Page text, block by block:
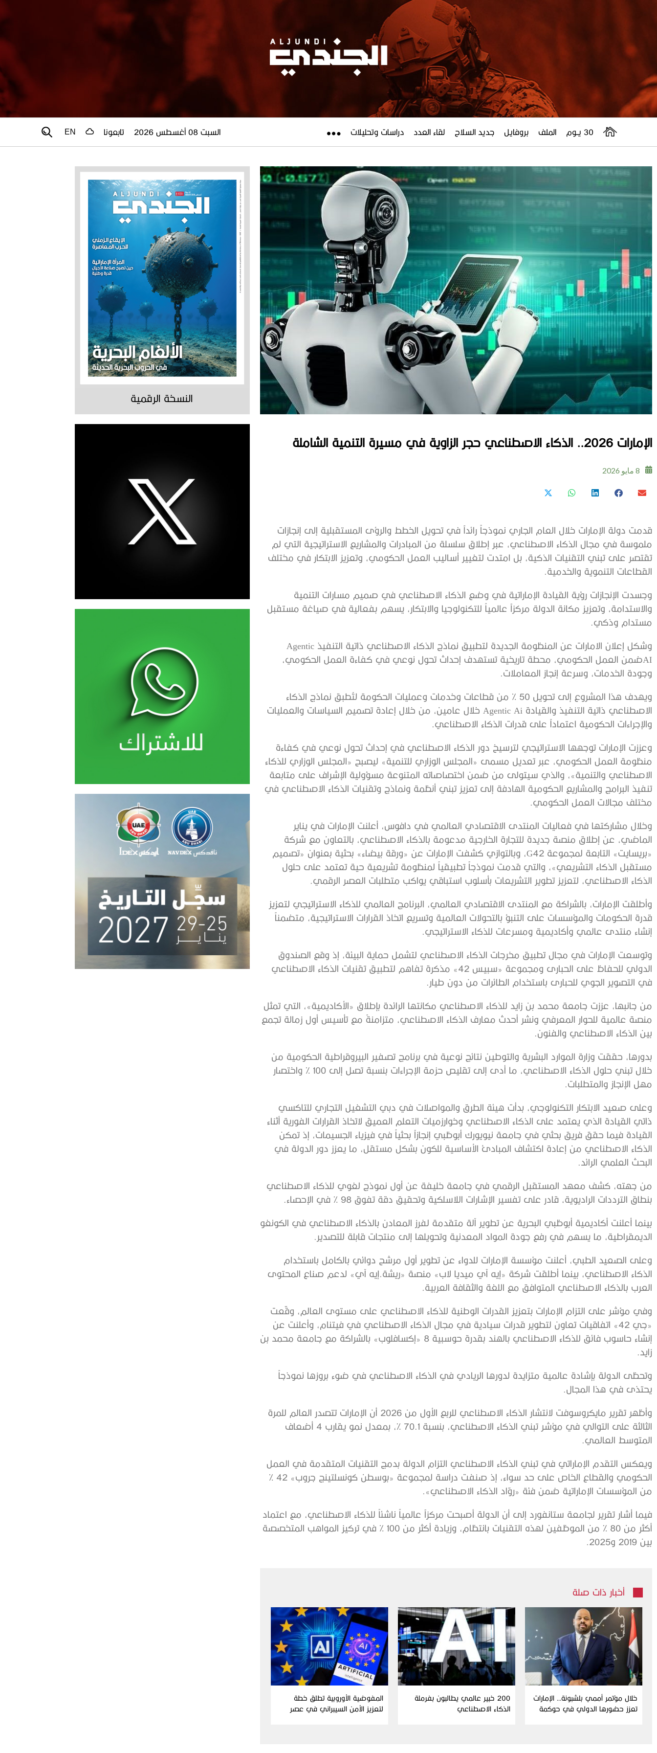
30 يــوم الملف بروفايل جديد السلاح لقاء العدد دراسات وتحليلات السبت 08 أغسطس 2026 تابعونا EN
الإمارات 2026.. الذكاء الاصطناعي حجر الزاوية في مسيرة التنمية الشاملة
8 مايو 2026
قدمت دولة الإمارات خلال العام الجاري نموذجاً رائداً في تحويل الخطط والرؤى المستقبلية إلى إنجازات
ملموسة في مجال الذكاء الاصطناعي، عبر إطلاق سلسلة من المبادرات والمشاريع الاستراتيجية التي لم
تقتصر على تبني التقنيات الذكية، بل امتدت لتغيير أساليب العمل الحكومي، وتعزيز الابتكار في مختلف
القطاعات التنموية والخدمية.
وجسدت الإنجازات رؤية القيادة الإماراتية في وضع الذكاء الاصطناعي في صميم مسارات التنمية
والاستدامة، وتعزيز مكانة الدولة مركزاً عالمياً للتكنولوجيا والابتكار، يسهم بفعالية في صياغة مستقبل
مستدام وذكي.
وشكل إعلان الامارات عن المنظومة الجديدة لتطبيق نماذج الذكاء الاصطناعي ذاتية التنفيذ Agentic
AIضمن العمل الحكومي، محطة تاريخية تستهدف إحداث تحول نوعي في كفاءة العمل الحكومي،
وجودة الخدمات، وسرعة إنجاز المعاملات.
ويهدف هذا المشروع إلى تحويل 50 % من قطاعات وخدمات وعمليات الحكومة لتُطبق نماذج الذكاء
الاصطناعي ذاتية التنفيذ والقيادة Agentic Ai خلال عامين، من خلال إعادة تصميم السياسات والعمليات
والإجراءات الحكومية اعتماداً على قدرات الذكاء الاصطناعي.
وعززت الإمارات توجهها الاستراتيجي لترسيخ دور الذكاء الاصطناعي في إحداث تحول نوعي في كفاءة
منظومة العمل الحكومي، عبر تعديل مسمى «المجلس الوزاري للتنمية» ليصبح «المجلس الوزاري للذكاء
الاصطناعي والتنمية»، والذي سيتولى من ضمن اختصاصاته المتنوعة مسؤولية الإشراف على متابعة
تنفيذ البرامج والمشاريع الحكومية الهادفة إلى تعزيز تبني أنظمة ونماذج وتقنيات الذكاء الاصطناعي في
مختلف مجالات العمل الحكومي.
وخلال مشاركتها في فعاليات المنتدى الاقتصادي العالمي في دافوس، أعلنت الإمارات في يناير
الماضي، عن إطلاق منصة جديدة للتجارة الخارجية مدعومة بالذكاء الاصطناعي، بالتعاون مع شركة
«بريسايت» التابعة لمجموعة G42، وبالتوازي كشفت الإمارات عن «ورقة بيضاء» بحثية بعنوان «تصميم
مستقبل الذكاء التشريعي»، والتي قدمت نموذجاً تطبيقياً لمنظومة تشريعية حية تعتمد على حلول
الذكاء الاصطناعي، لتعزيز تطوير التشريعات بأسلوب استباقي يواكب متطلبات العصر الرقمي.
وأطلقت الإمارات، بالشراكة مع المنتدى الاقتصادي العالمي، البرنامج العالمي للذكاء الاستراتيجي لتعزيز
قدرة الحكومات والمؤسسات على التنبؤ بالتحولات العالمية وتسريع اتخاذ القرارات الاستراتيجية، متضمناً
إنشاء منتدى عالمي وأكاديمية ومسرعات للذكاء الاستراتيجي.
وتوسعت الإمارات في مجال تطبيق مخرجات الذكاء الاصطناعي لتشمل حماية البيئة، إذ وقع الصندوق
الدولي للحفاظ على الحبارى ومجموعة «سبيس 42» مذكرة تفاهم لتطبيق تقنيات الذكاء الاصطناعي
في التصوير الجوي للحبارى باستخدام الطائرات من دون طيار.
من جانبها، عززت جامعة محمد بن زايد للذكاء الاصطناعي مكانتها الرائدة بإطلاق «الأكاديمية»، التي تمثل
منصة عالمية للحوار المعرفي ونشر أحدث معارف الذكاء الاصطناعي، متزامنةً مع تأسيس أول زمالة تجمع
بين الذكاء الاصطناعي والفنون.
بدورها، حققت وزارة الموارد البشرية والتوطين نتائج نوعية في برنامج تصفير البيروقراطية الحكومية من
خلال تبني حلول الذكاء الاصطناعي، ما أدى إلى تقليص حزمة الإجراءات بنسبة تصل إلى 100 % واختصار
مهل الإنجاز والمتطلبات.
وعلى صعيد الابتكار التكنولوجي، بدأت هيئة الطرق والمواصلات في دبي التشغيل التجاري للتاكسي
ذاتي القيادة الذي يعتمد على الذكاء الاصطناعي وخوارزميات التعلم العميق لاتخاذ القرارات الفورية أثناء
القيادة فيما حقق فريق بحثي في جامعة نيويورك أبوظبي إنجازاً بحثياً في فيزياء الجسيمات، إذ تمكن
الذكاء الاصطناعي من إعادة اكتشاف المبادئ الأساسية للكون بشكل مستقل، ما يعزز دور الدولة في
البحث العلمي الرائد.
من جهته، كشف معهد المستقبل الرقمي في جامعة خليفة عن أول نموذج لغوي للذكاء الاصطناعي
بنطاق الترددات الراديوية، قادر على تفسير الإشارات اللاسلكية وتحقيق دقة تفوق 98 % في الإحصاء.
بينما أعلنت أكاديمية أبوظبي البحرية عن تطوير آلة متقدمة لفرز المعادن بالذكاء الاصطناعي في الكونغو
الديمقراطية، ما يسهم في رفع جودة المواد المعدنية وتحويلها إلى منتجات قابلة للتصدير.
وعلى الصعيد الطبي، أعلنت مؤسسة الإمارات للدواء عن تطوير أول مرشح دوائي بالكامل باستخدام
الذكاء الاصطناعي، بينما أطلقت شركة «إيه آي ميديا لاب» منصة «ريشة.إيه آي» لدعم صناع المحتوى
العرب بالذكاء الاصطناعي المتوافق مع اللغة والثقافة العربية.
وفي مؤشر على التزام الإمارات بتعزيز القدرات الوطنية للذكاء الاصطناعي على مستوى العالم، وقّعت
«جي 42» اتفاقيات تعاون لتطوير قدرات سيادية في مجال الذكاء الاصطناعي في فيتنام، وأعلنت عن
إنشاء حاسوب فائق للذكاء الاصطناعي بالهند بقدرة حوسبية 8 «إكسافلوب» بالشراكة مع جامعة محمد بن
زايد.
وتحظى الدولة بإشادة عالمية متزايدة لدورها الريادي في الذكاء الاصطناعي في ضوء بروزها نموذجاً
يحتذى في هذا المجال.
وأظهر تقرير مايكروسوفت لانتشار الذكاء الاصطناعي للربع الأول من 2026 أن الإمارات تتصدر العالم للمرة
الثالثة على التوالي في مؤشر تبني الذكاء الاصطناعي، بنسبة 70.1 %، بمعدل نمو يقارب 4 أضعاف
المتوسط العالمي.
ويعكس التقدم الإماراتي في تبني الذكاء الاصطناعي التزام الدولة بدمج التقنيات المتقدمة في العمل
الحكومي والقطاع الخاص على حد سواء، إذ صنفت دراسة لمجموعة «بوسطن كونسلتينج جروب» 42 %
من المؤسسات الإماراتية ضمن فئة «روّاد الذكاء الاصطناعي».
فيما أشار تقرير لجامعة ستانفورد إلى أن الدولة أصبحت مركزاً عالمياً ناشئاً للذكاء الاصطناعي، مع اعتماد
أكثر من 80 % من الموظفين لهذه التقنيات بانتظام، وزيادة أكثر من 100 % في تركيز المواهب المتخصصة
بين 2019 و2025.
أخبار ذات صلة
خلال مؤتمر أممي بلشبونة… الإمارات
تعزز حضورها الدولي في حوكمة
200 خبير عالمي يطالبون بفرملة
الذكاء الاصطناعي
المفوضية الأوروبية تطلق خطة
لتعزيز الأمن السيبراني في عصر
النسخة الرقمية